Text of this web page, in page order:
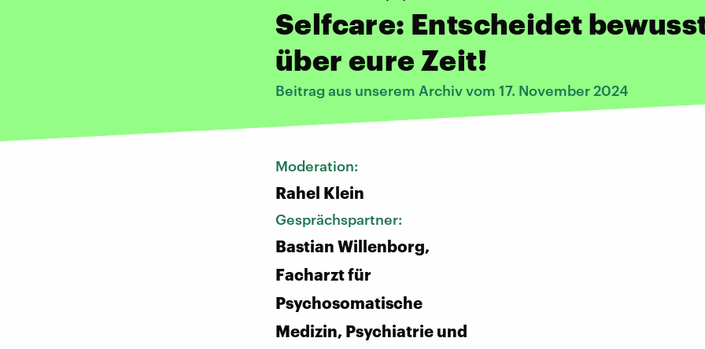
Selfcare: Entscheidet
über eure Zeit!
Beitrag aus unserem Archiv vom 17. November 2024
Moderation:
Rahel Klein
Gesprächspartner:
Bastian Willenborg,
Facharzt für
Psychosomatische
Medizin, Psychiatrie und